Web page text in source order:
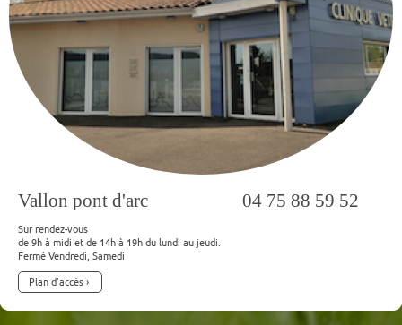
Vallon pont d'arc 04 75 88 59 52
Sur rendez-vous
de 9h à midi et de 14h à 19h du lundi au jeudi.
Fermé Vendredi, Samedi
Plan d'accès